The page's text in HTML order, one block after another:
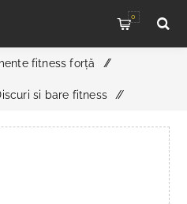
0
fitness forță /
si bare fitness /
Fade 5 kg gri - 50 mm